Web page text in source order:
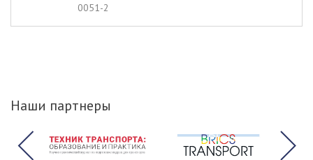
0051-2
Наши партнеры